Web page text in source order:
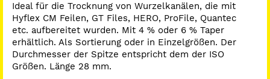
Ideal für die Trocknung von Wurzelkanälen, die mit
Hyflex CM Feilen, GT Files, HERO, ProFile, Quantec
etc. aufbereitet wurden. Mit 4 % oder 6 % Taper
erhältlich. Als Sortierung oder in Einzelgrößen. Der
Durchmesser der Spitze entspricht dem der ISO
Größen. Länge 28 mm.